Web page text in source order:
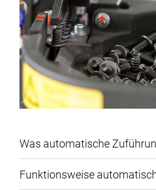
Was automatische
Funktionsweise